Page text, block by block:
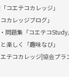
コエテコカレッジ」
カレッジブログ」
題集「コエテコStudy」
楽しく「趣味なび」
テコカレッジ|協会プラ